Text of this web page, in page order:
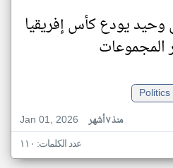
يودع كأس إفريقيا
Politics
Jan 01, 2026
منذ ٧ أشهر
عدد الكلمات: ١١٠